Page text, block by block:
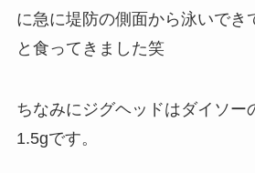
に急に堤防の側面から泳いでき
と食ってきました笑
ちなみにジグヘッドはダイソー
1.5gです。